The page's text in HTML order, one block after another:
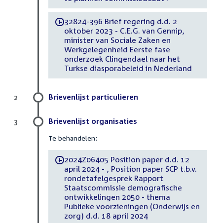
-32824-396 Brief regering d.d. 2
oktober 2023 - C.E.G. van Gennip,
minister van Sociale Zaken en
Werkgelegenheid Eerste fase
onderzoek Clingendael naar het
Turkse diasporabeleid in Nederland
Brievenlijst particulieren
2
Brievenlijst organisaties
Te behandelen:
-2024Z06405 Position paper d.d. 12
april 2024 - , Position paper SCP t.b.v.
rondetafelgesprek Rapport
Staatscommissie demografische
ontwikkelingen 2050 - thema
Publieke voorzieningen (Onderwijs en
zorg) d.d. 18 april 2024
3